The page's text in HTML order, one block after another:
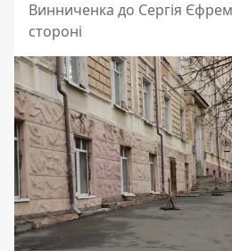
Винниченка до Сергія
стороні